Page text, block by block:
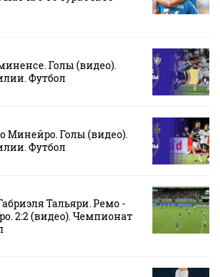
Голы (видео).
Футбол
Минейро. Голы (видео).
Футбол
Тальяри. Ремо -
2:2 (видео). Чемпионат